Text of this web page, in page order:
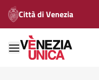
Città di Venezia